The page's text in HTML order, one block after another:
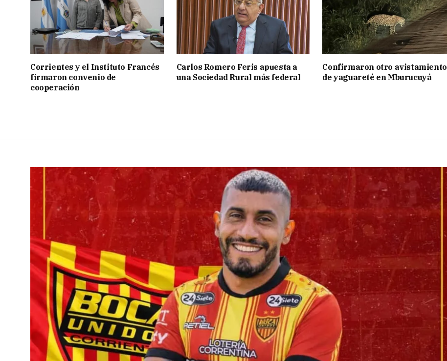
Corrientes y el Instituto Francés
firmaron convenio de
cooperación
Carlos Romero Feris apuesta a
una Sociedad Rural más federal
Confirmaron otro avistamiento
de yaguareté en Mburucuyá